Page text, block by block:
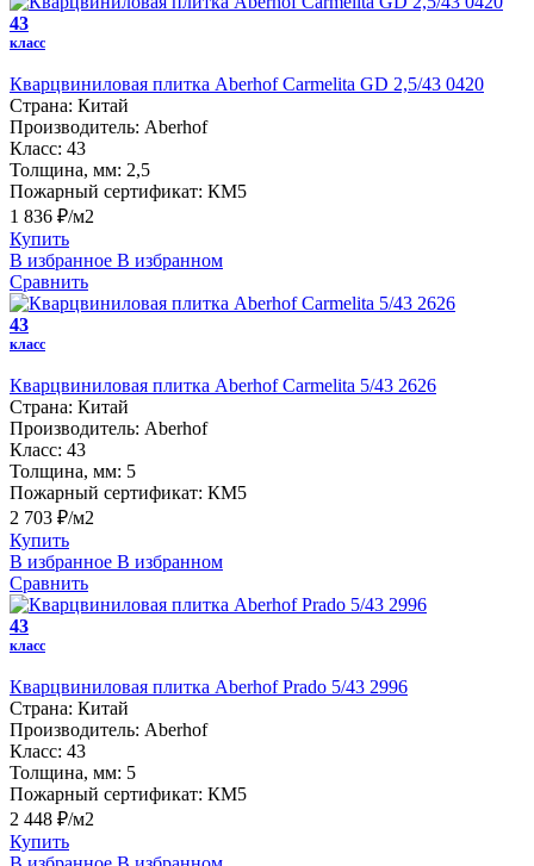
43
класс
Кварцвиниловая плитка Aberhof Carmelita GD 2,5/43 0420
Страна: Китай
Производитель: Aberhof
Класс: 43
Толщина, мм: 2,5
Пожарный сертификат: КМ5
1 836 ₽/м2
Купить
В избранное В избранном
Сравнить
43
класс
Кварцвиниловая плитка Aberhof Carmelita 5/43 2626
Страна: Китай
Производитель: Aberhof
Класс: 43
Толщина, мм: 5
Пожарный сертификат: КМ5
2 703 ₽/м2
Купить
В избранное В избранном
Сравнить
43
класс
Кварцвиниловая плитка Aberhof Prado 5/43 2996
Страна: Китай
Производитель: Aberhof
Класс: 43
Толщина, мм: 5
Пожарный сертификат: КМ5
2 448 ₽/м2
Купить